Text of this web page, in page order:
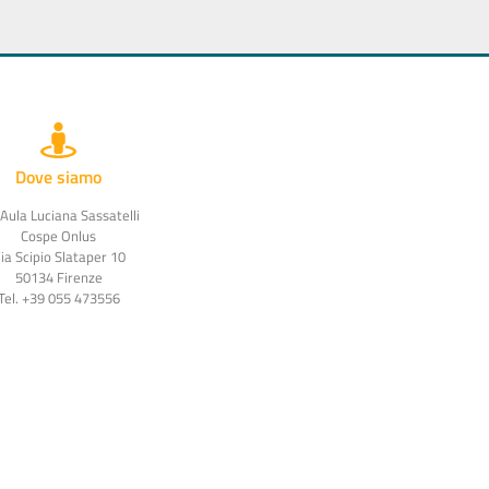
Dove siamo
Luciana Sassatelli
Cospe Onlus
Scipio Slataper 10
50134 Firenze
+39 055 473556